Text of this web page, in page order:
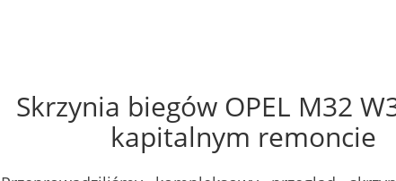
Skrzynia biegów OPEL M32
kapitalnym remoncie